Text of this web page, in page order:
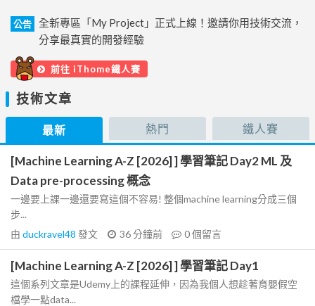
公告
全新專區「My Project」正式上線！邀請你用技術交流，
分享最真實的開發經驗
前往 iThome鐵人賽
技術文章
最新 熱門 鐵人賽
[Machine Learning A-Z [2026] ] 學習筆記 Day2 ML 及
Data pre-processing 概念
一邊要上課一邊還要寫這個不容易! 整個machine learning分成三個
步...
由 duckravel48 發文 36 分鐘前 0個留言
[Machine Learning A-Z [2026] ] 學習筆記 Day1
這個系列文章是Udemy上的課程延伸，因為我個人想趁著育嬰假空
檔學一點data...